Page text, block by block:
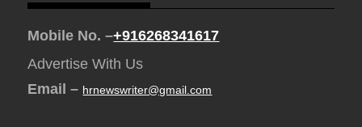
Mobile No. –+916268341617
Advertise With Us
Email – hrnewswriter@gmail.com